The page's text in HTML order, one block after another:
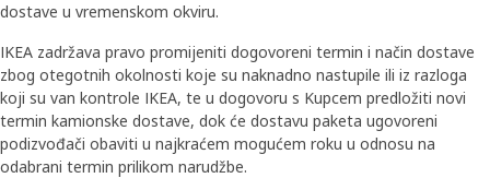
dostave u vremenskom okviru.
IKEA zadržava pravo promijeniti dogovoreni termin i način dostave
zbog otegotnih okolnosti koje su naknadno nastupile ili iz razloga
koji su van kontrole IKEA, te u dogovoru s Kupcem predložiti novi
termin kamionske dostave, dok će dostavu paketa ugovoreni
podizvođači obaviti u najkraćem mogućem roku u odnosu na
odabrani termin prilikom narudžbe.